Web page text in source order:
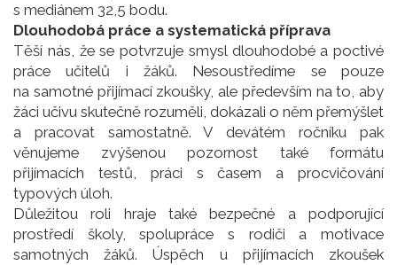
s mediánem 32,5 bodu.
Dlouhodobá práce a systematická příprava
Těší nás, že se potvrzuje smysl dlouhodobé a poctivé
práce učitelů i žáků. Nesoustředíme se pouze
na samotné přijímací zkoušky, ale především na to, aby
žáci učivu skutečně rozuměli, dokázali o něm přemýšlet
a pracovat samostatně. V devátém ročníku pak
věnujeme zvýšenou pozornost také formátu
přijímacích testů, práci s časem a procvičování
typových úloh.
Důležitou roli hraje také bezpečné a podporující
prostředí školy, spolupráce s rodiči a motivace
samotných žáků. Úspěch u přijímacích zkoušek